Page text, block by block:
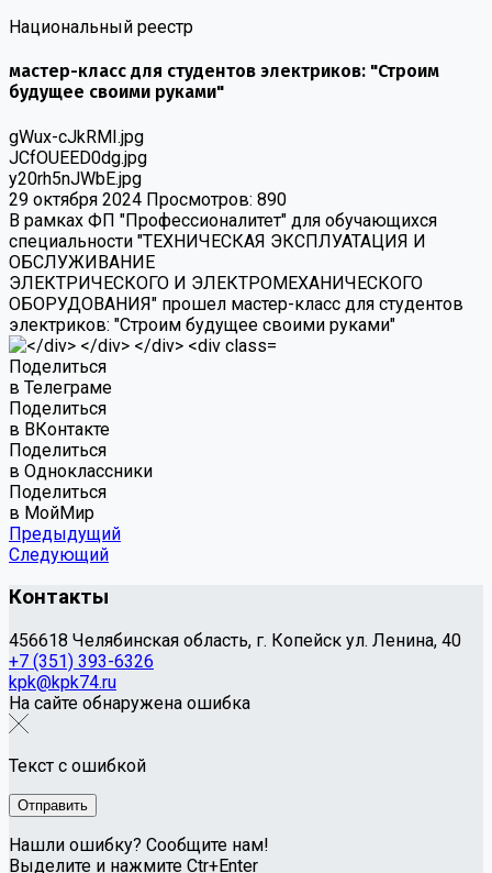
Национальный реестр
мастер-класс для студентов электриков: "Строим
будущее своими руками"
gWux-cJkRMI.jpg
JCfOUEED0dg.jpg
y20rh5nJWbE.jpg
29 октября 2024 Просмотров: 890
В рамках ФП "Профессионалитет" для обучающихся
специальности "ТЕХНИЧЕСКАЯ ЭКСПЛУАТАЦИЯ И
ОБСЛУЖИВАНИЕ
ЭЛЕКТРИЧЕСКОГО И ЭЛЕКТРОМЕХАНИЧЕСКОГО
ОБОРУДОВАНИЯ" прошел мастер-класс для студентов
электриков: "Строим будущее своими руками"
Поделиться
в Телеграме
Поделиться
в ВКонтакте
Поделиться
в Одноклассники
Поделиться
в МойМир
Предыдущий
Следующий
Контакты
456618 Челябинская область, г. Копейск ул. Ленина, 40
+7 (351) 393-6326
kpk@kpk74.ru
На сайте обнаружена ошибка
Текст с ошибкой
Нашли ошибку? Сообщите нам!
Выделите и нажмите Ctr+Enter